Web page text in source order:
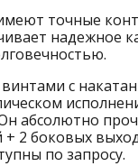
точные
надежное
с
абсолютно
+ 2 боковых
по запросу.